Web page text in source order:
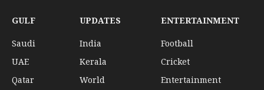
GULF
Saudi
UAE
Qatar
UPDATES
India
Kerala
World
ENTERTAINMENT
Football
Cricket
Entertainment